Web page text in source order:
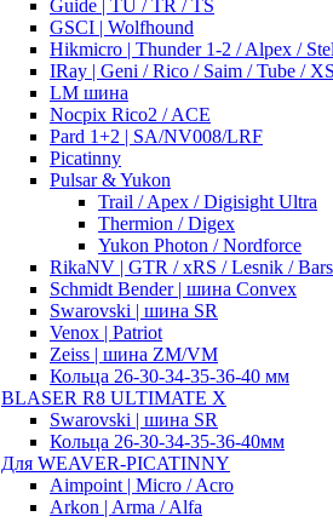
Guide | TU / TR / TS
GSCI | Wolfhound
Hikmicro | Thunder 1-2 / Alpex /
IRay | Geni / Rico / Saim / Tube /
LM шина
Nocpix Rico2 / ACE
Pard 1+2 | SA/NV008/LRF
Picatinny
Pulsar & Yukon
Trail / Apex / Digisight Ultra
Thermion / Digex
Yukon Photon / Nordforce
RikaNV | GTR / xRS / Lesnik /
Schmidt Bender | шина Convex
Swarovski | шина SR
Venox | Patriot
Zeiss | шина ZM/VM
Кольца 26-30-34-35-36-40 мм
BLASER R8 ULTIMATE X
Swarovski | шина SR
Кольца 26-30-34-35-36-40мм
Для WEAVER-PICATINNY
Aimpoint | Micro / Acro
Arkon | Arma / Alfa